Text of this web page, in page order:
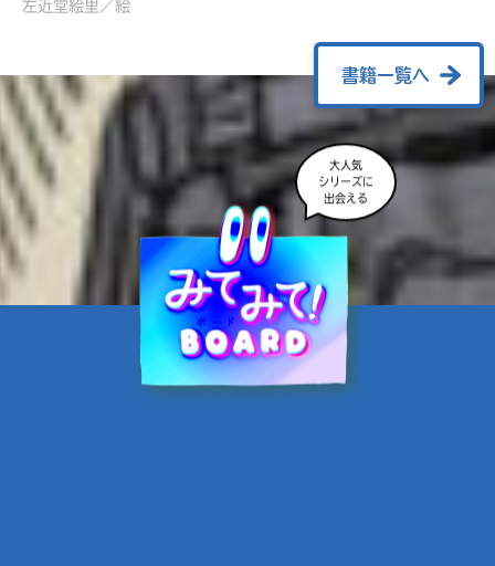
VS暴走モブ
営委員会／協力
佐久間さのすけ／絵
左近堂絵里／絵
書籍一覧へ
大人気
シリーズに
出会える